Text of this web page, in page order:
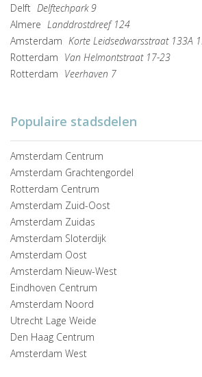
Delft Delftechpark 9
Almere Landdrostdreef 124
Amsterdam Korte Leidsedwarsstraat 133A
Rotterdam Van Helmontstraat 17-23
Rotterdam Veerhaven 7
Populaire stadsdelen
Amsterdam Centrum
Amsterdam Grachtengordel
Rotterdam Centrum
Amsterdam Zuid-Oost
Amsterdam Zuidas
Amsterdam Sloterdijk
Amsterdam Oost
Amsterdam Nieuw-West
Eindhoven Centrum
Amsterdam Noord
Utrecht Lage Weide
Den Haag Centrum
Amsterdam West